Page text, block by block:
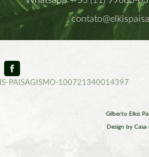
PAISAGISMO-100721340014397
Gilberto Elkis
Design by Casa